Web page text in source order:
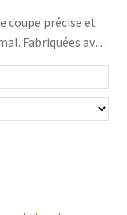
coupe précise et
Fabriquées avec
garantissent un
le
à ses besoins.